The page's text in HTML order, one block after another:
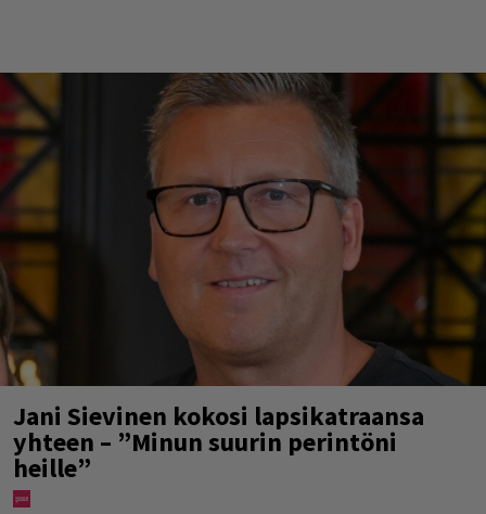
Jani Sievinen kokosi lapsikatraansa
yhteen – ”Minun suurin perintöni
heille”